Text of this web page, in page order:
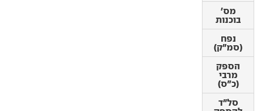
מס'
בוכנות
נפח
(סמ"ק)
הספק
מרבי
(כ"ס)
סל"ד
בוכנות
נפח
(סמ"ק)
הספק
מרבי
(כ"ס)
סל"ד
להספק
מרבי